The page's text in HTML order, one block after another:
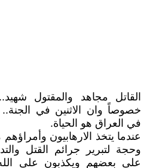
القاتل مجاهد والمقتول
خصوصاً وان الاثنين في الجنة..
في العراق هو الحياة.
عندما يتخذ الارهابيون
وحجة لتبرير جرائم القتل
على بعضهم ويكذبون على